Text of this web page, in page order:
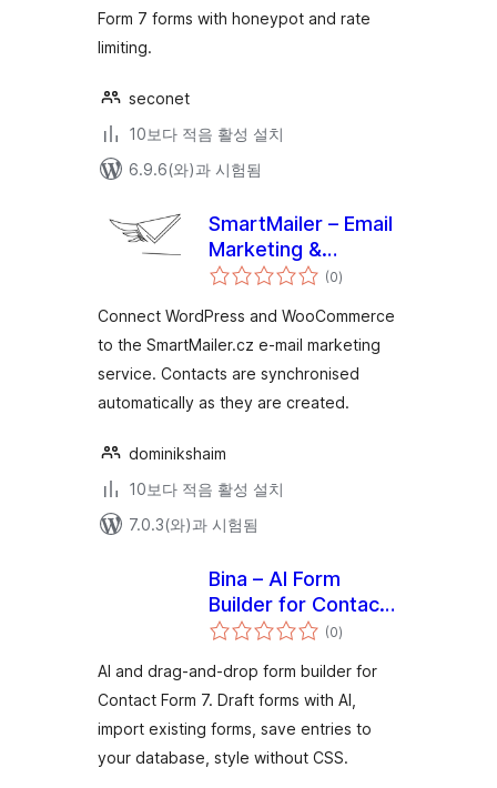
Form 7 forms with honeypot and rate
limiting.
seconet
10보다 적음 활성 설치
6.9.6(와)과 시험됨
SmartMailer – Email
Marketing &
Newsletters (0전
체
점
)
Connect WordPress and WooCommerce
to the SmartMailer.cz e-mail marketing
service. Contacts are synchronised
automatically as they are created.
dominikshaim
10보다 적음 활성 설치
7.0.3(와)과 시험됨
Bina – AI Form
Builder for Contact
Form 7 with Drag &
Styling
(0전
체
점
)
AI and drag-and-drop form builder for
Contact Form 7. Draft forms with AI,
import existing forms, save entries to
your database, style without CSS.